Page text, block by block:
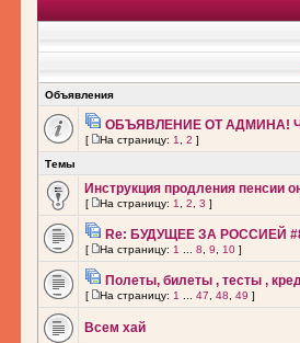
Объявления
ОБЪЯВЛЕНИЕ ОТ АДМИНА!
[ На страницу: 1 2 ]
Темы
Инструкция продления пенсии
[ На страницу: 1 2 3 ]
Re: БУДУЩЕЕ ЗА РОССИЕЙ
[ На страницу: 1 8 9 10 ]
Полеты, билеты , тесты ,
[ На страницу: 1 47 48 49 ]
Всем хай